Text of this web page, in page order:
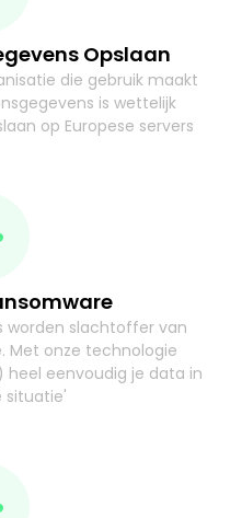
Opslaan
die gebruik maakt
is wettelijk
op Europese servers
worden slachtoffer van
Met onze technologie
eenvoudig je data in
situatie'